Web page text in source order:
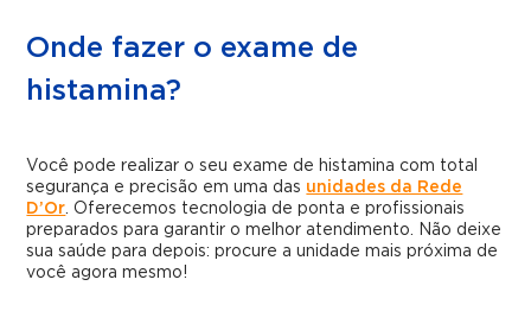
Onde fazer o exame de
histamina?
Você pode realizar o seu exame de histamina com total
segurança e precisão em uma das unidades da Rede
D’Or . Oferecemos tecnologia de ponta e profissionais
preparados para garantir o melhor atendimento. Não deixe
sua saúde para depois: procure a unidade mais próxima de
você agora mesmo!